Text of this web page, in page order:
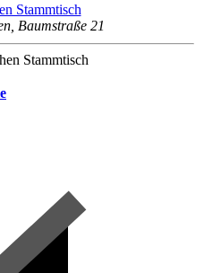
Stammtisch
Baumstraße 21